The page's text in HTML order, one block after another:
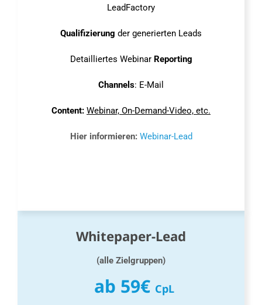
LeadFactory
Qualifizierung der generierten Leads
Detailliertes WebinarReporting
Channels: E-Mail
Content: Webinar, On-Demand-Video, etc.
Hier informieren: Webinar-Lead
Whitepaper-Lead
(alle Zielgruppen)
ab 59€ CpL